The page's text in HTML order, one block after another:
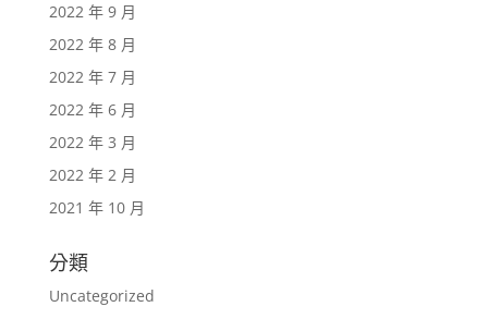
2022 年 9 月
2022 年 8 月
2022 年 7 月
2022 年 6 月
2022 年 3 月
2022 年 2 月
2021 年 10 月
分類
Uncategorized